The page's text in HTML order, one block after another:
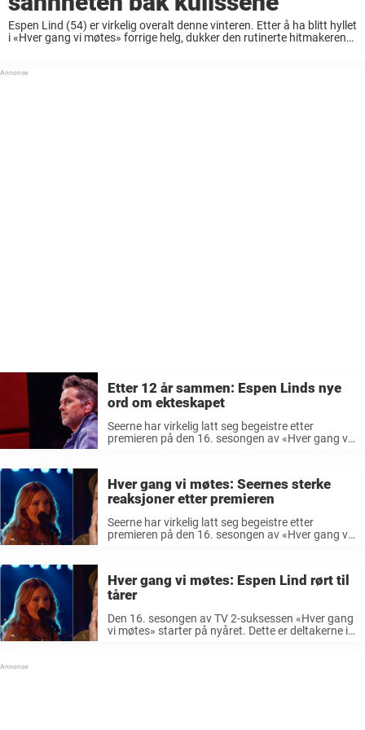
Espen Lind (54) er virkelig overalt denne vinteren. Etter å ha blitt hyllet
i «Hver gang vi møtes» forrige helg, dukker den rutinerte hitmakeren
Etter 12 år sammen: Espen Linds nye
ord om ekteskapet
Seerne har virkelig latt seg begeistre etter
premieren på den 16. sesongen av «Hver gang vi
Hver gang vi møtes: Seernes sterke
reaksjoner etter premieren
Seerne har virkelig latt seg begeistre etter
premieren på den 16. sesongen av «Hver gang vi
Hver gang vi møtes: Espen Lind rørt til
tårer
Den 16. sesongen av TV 2-suksessen «Hver gang
vi møtes» starter på nyåret. Dette er deltakerne i